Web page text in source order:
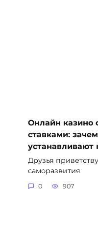
Онлайн
ставками:
устанавливают
Друзья
саморазвития
0 907